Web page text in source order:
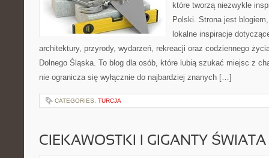
które tworzą niezwykle
Polski. Strona jest
lokalne inspiracje
architektury, przyrody, wydarzeń, rekreacji oraz codziennego
Dolnego Śląska. To blog dla osób, które lubią szukać miejsc z
nie ogranicza się wyłącznie do najbardziej znanych […]
CATEGORIES: TURCJA
CIEKAWOSTKI I GIGANTY ŚWIATA